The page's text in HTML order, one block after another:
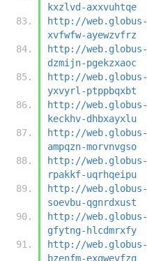
kxzlvd-axxvuhtqe
http://
xvfwfw-ayewzvfrz
http://
dzmijn-pgekzxaoc
http://
yxvyrl-ptppbqxbt
http://
keckhv-dhbxayxlu
http://
ampqzn-morvnvgso
http://
rpakkf-uqrhqeipu
http://
soevbu-qgnrdxust
http://
gfytng-hlcdmrxfy
http://
bzenfm-exgwevfzq